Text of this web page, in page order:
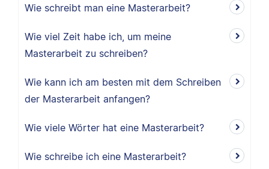
Wie schreibt man eine Masterarbeit?
Wie viel Zeit habe ich, um meine
Masterarbeit zu schreiben?
Wie kann ich am besten mit dem Schreiben
der Masterarbeit anfangen?
Wie viele Wörter hat eine Masterarbeit?
Wie schreibe ich eine Masterarbeit?